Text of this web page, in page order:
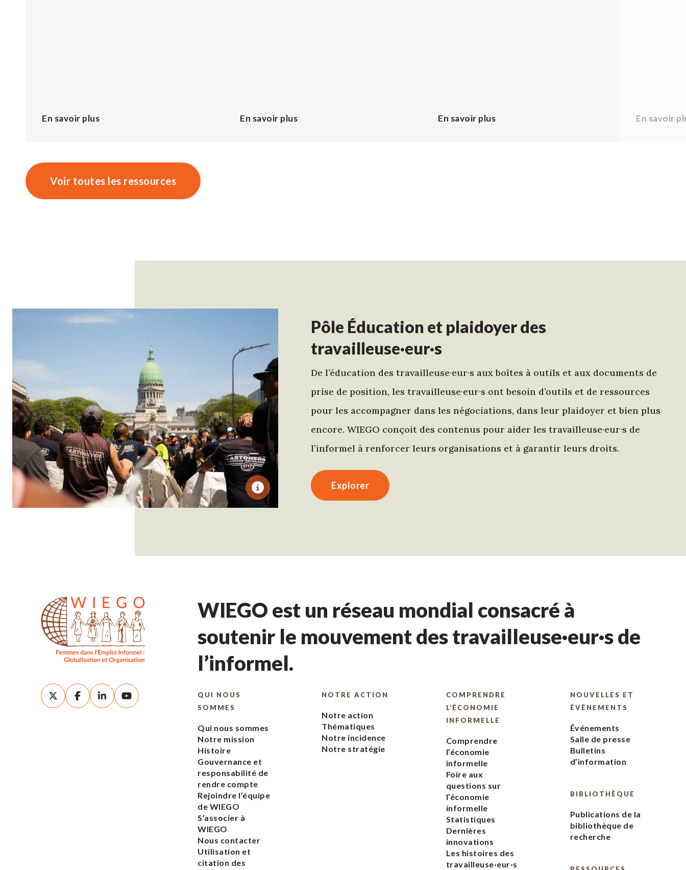
En savoir plus En savoir plus En savoir plus En savoir
Voir toutes les ressources
Pôle Éducation et plaidoyer des
travailleuse·eur·s
De l’éducation des travailleuse·eur·s aux boîtes à outils et aux documents de
prise de position, les travailleuse·eur·s ont besoin d’outils et de ressources
pour les accompagner dans les négociations, dans leur plaidoyer et bien plus
encore. WIEGO conçoit des contenus pour aider les travailleuse·eur·s de
l’informel à renforcer leurs organisations et à garantir leurs droits.
Explorer
WIEGO est un réseau mondial consacré à
soutenir le mouvement des travailleuse·eur·s de
l’informel.
QUI NOUS
SOMMES
Qui nous sommes
Notre mission
Histoire
Gouvernance et
responsabilité de
rendre compte
Rejoindre l’équipe
de WIEGO
S’associer à
WIEGO
Nous contacter
Utilisation et
citation des
NOTRE ACTION
Notre action
Thématiques
Notre incidence
Notre stratégie
COMPRENDRE
L’ÉCONOMIE
INFORMELLE
Comprendre
l’économie
informelle
Foire aux
questions sur
l’économie
informelle
Statistiques
Dernières
innovations
Les histoires des
travailleuse·eur·s
NOUVELLES ET
ÉVÉNEMENTS
Événements
Salle de presse
Bulletins
d’information
BIBLIOTHÈQUE
Publications de la
bibliothèque de
recherche